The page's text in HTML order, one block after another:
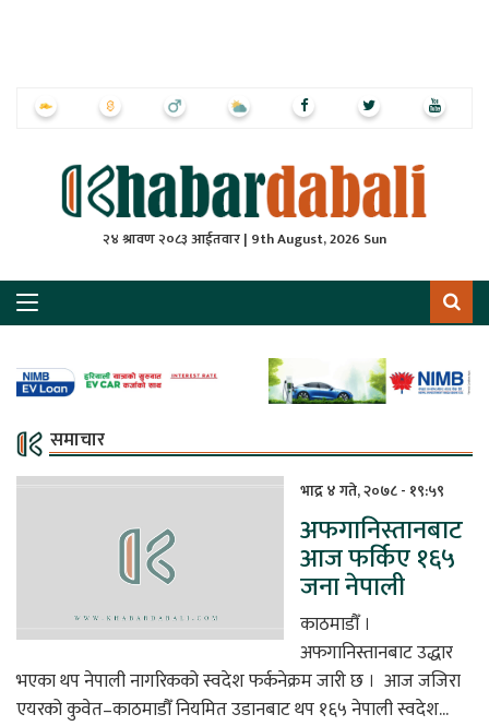
२४ श्रावण २०८३ आईतवार | 9th August, 2026 Sun
समाचार
भाद्र ४ गते, २०७८ - १९:५९
अफगानिस्तानबाट
आज फर्किए १६५
जना नेपाली
काठमाडौँ ।
अफगानिस्तानबाट उद्धार
भएका थप नेपाली नागरिकको स्वदेश फर्कनेक्रम जारी छ । आज जजिरा
एयरको कुवेत–काठमाडौँ नियमित उडानबाट थप १६५ नेपाली स्वदेश...